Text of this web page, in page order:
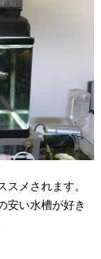
メされます。
安い水槽が好き